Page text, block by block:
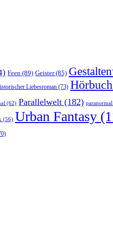
Feen (89) Geister(85)
Liebesroman (73) Hörbuch
(62) Parallelwelt (182)
(56) Urban Fantasy